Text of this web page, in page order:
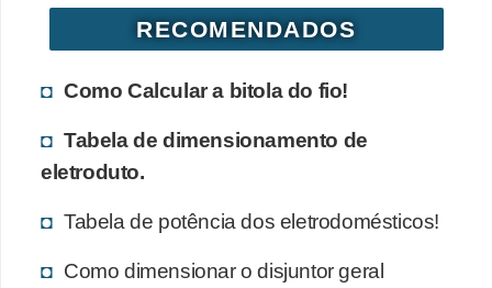
RECOMENDADOS
Como Calcular a bitola do fio!
Tabela de dimensionamento de
eletroduto.
Tabela de potência dos eletrodomésticos!
Como dimensionar o disjuntor geral
r
i
o
i
d